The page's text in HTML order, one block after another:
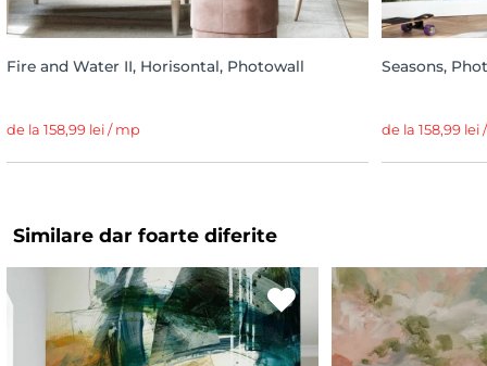
Fire and Water II, Horisontal, Photowall
de la 158,99 lei / mp
Seasons,
de la 158,99 lei
Similare dar foarte diferite